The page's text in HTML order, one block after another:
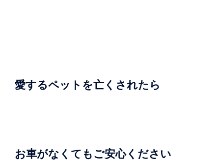
愛するペットを亡くされたら
お車がなくてもご安心ください